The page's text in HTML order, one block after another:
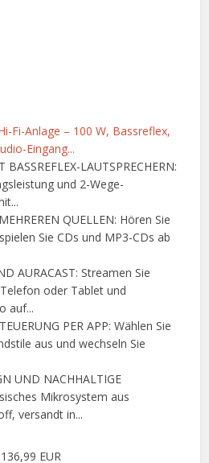
Fi-Anlage – 100 W, Bassreflex,
Eingang...
BASSREFLEX-LAUTSPRECHERN:
und 2-Wege-
QUELLEN: Hören Sie
Sie CDs und MP3-CDs ab
AURACAST: Streamen Sie
oder Tablet und
auf...
PER APP: Wählen Sie
aus und wechseln Sie
UND NACHHALTIGE
Mikrosystem aus
versandt in...
136,99 EUR